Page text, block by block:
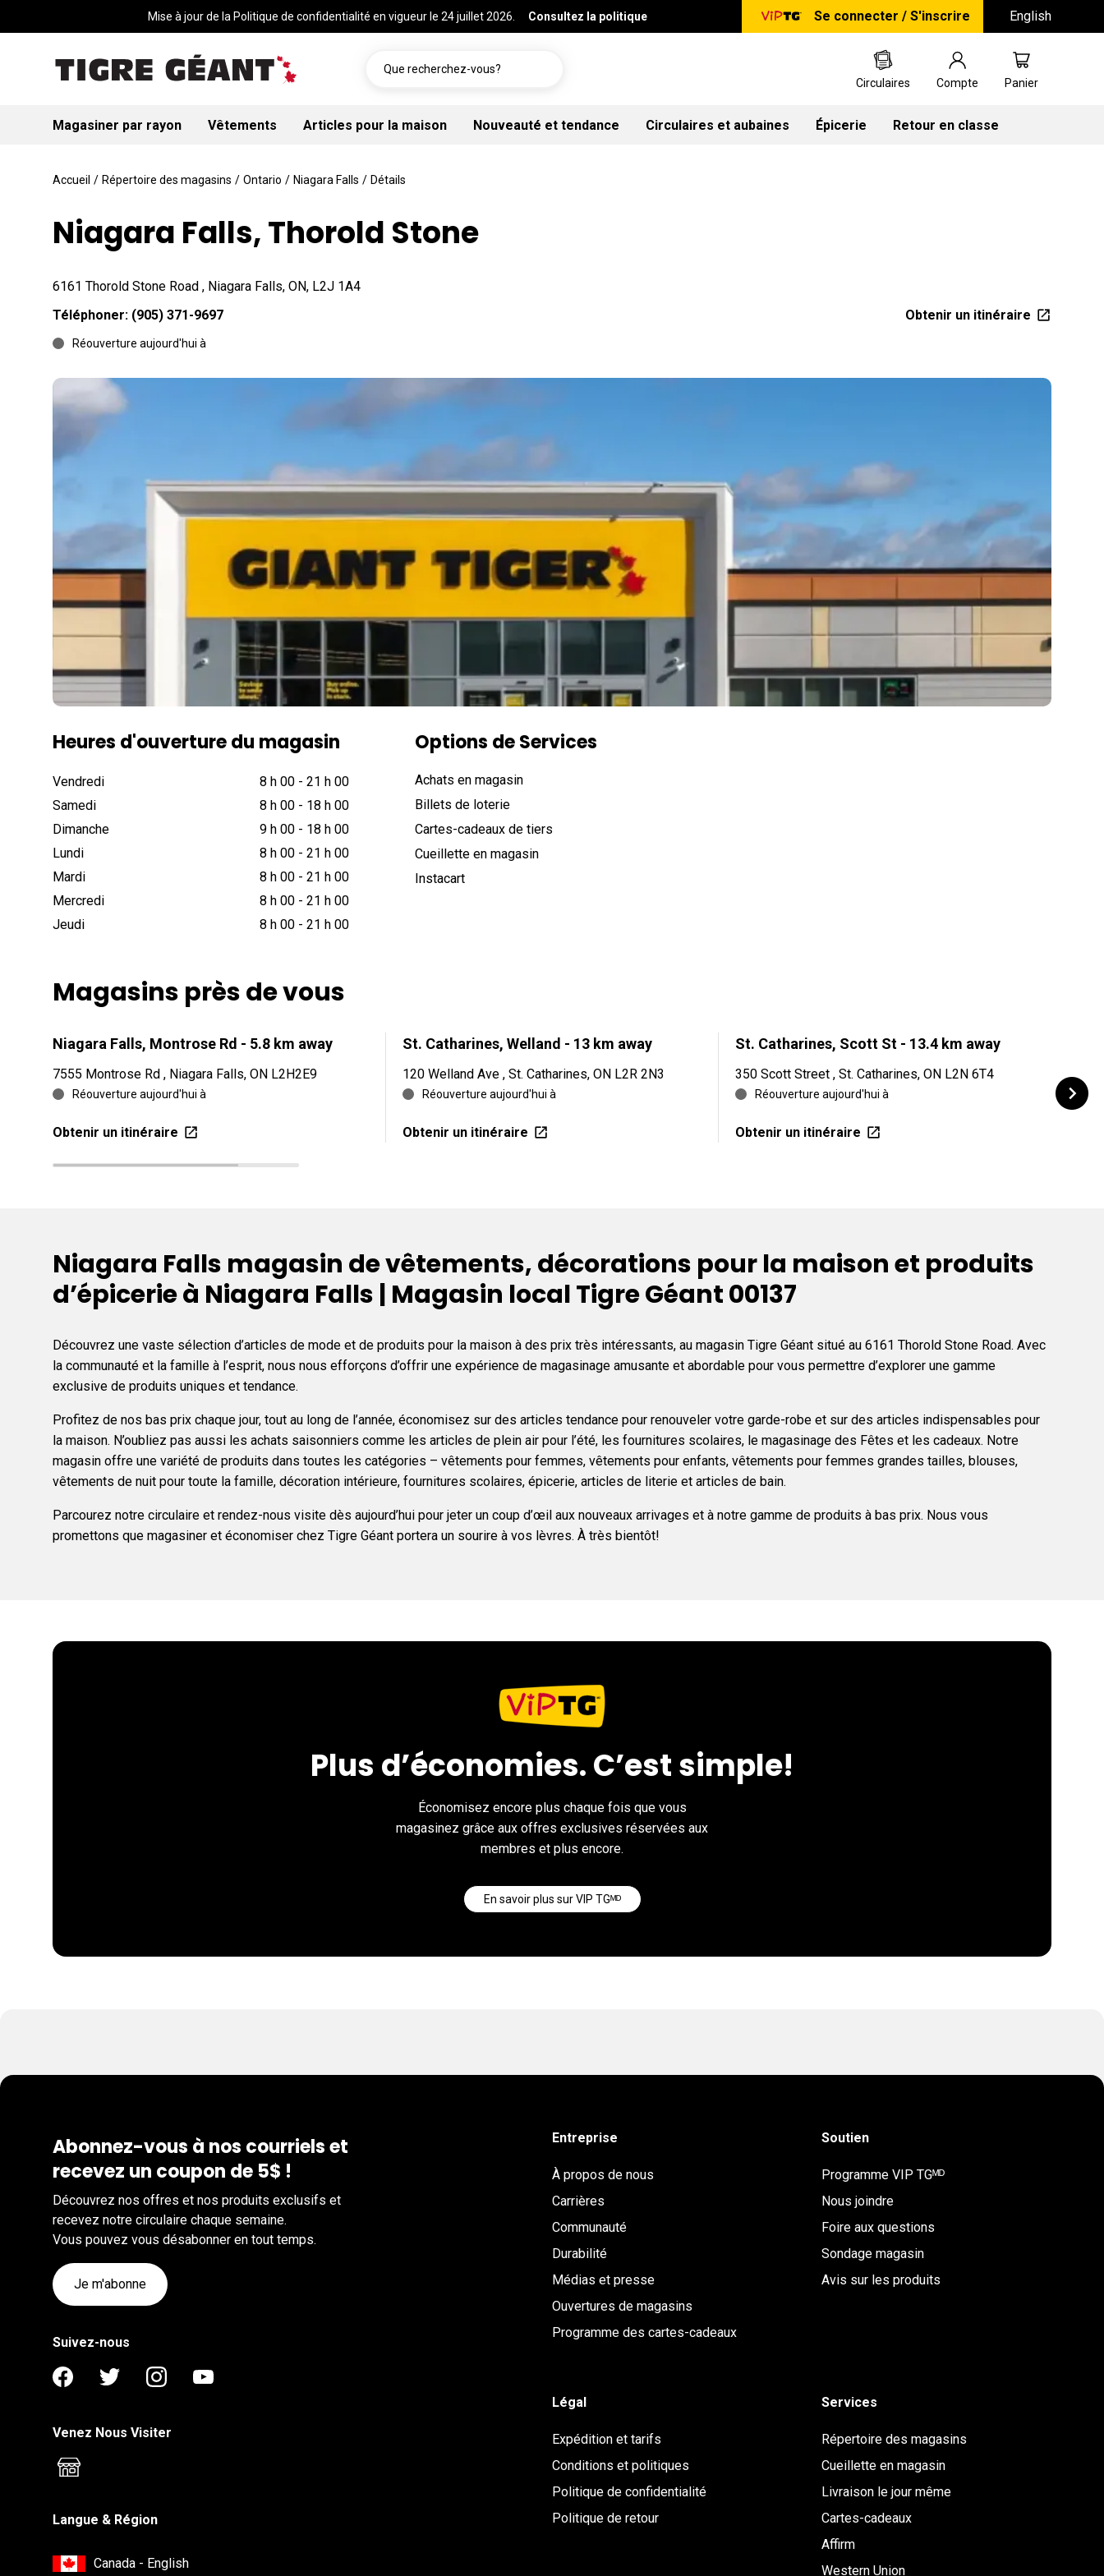
Mise à jour de la Politique de confidentialité en vigueur le 24 juillet 2026. Consultez la politique Se connecter / S'inscrire English
Que recherchez-vous? Circulaires Compte Panier
Magasiner par rayon Vêtements Articles pour la maison Nouveauté et tendance Circulaires et aubaines Épicerie Retour en classe
Accueil / Répertoire des magasins / Ontario / Niagara Falls / Détails
Niagara Falls, Thorold Stone
6161 Thorold Stone Road , Niagara Falls, ON, L2J 1A4
Téléphoner: (905) 371-9697
Réouverture aujourd'hui à
Obtenir un itinéraire
Heures d'ouverture du magasin
Vendredi 8 h 00 -21 h 00
Samedi
8 h 00 - 18 h 00
Dimanche
9 h 00 - 18 h 00
Lundi
8 h 00 -21 h 00
Mardi
8 h 00 -21 h 00
Mercredi
8 h 00 -21 h 00
Jeudi
8 h 00 -21 h 00
Options de Services
Achats en magasin
Billets de loterie
Cartes-cadeaux de tiers
Cueillette en magasin
Instacart
Magasins près de vous
Niagara Falls, Montrose Rd - 5.8 km away
7555 Montrose Rd , Niagara Falls, ON L2H2E9
Réouverture aujourd'hui à
Obtenir un itinéraire
St. Catharines, Welland - 13 km away
120 Welland Ave , St. Catharines, ON L2R 2N3
Réouverture aujourd'hui à
Obtenir un itinéraire
St. Catharines, Scott St - 13.4 km away
350 Scott Street , St. Catharines, ON L2N 6T4
Réouverture aujourd'hui à
Obtenir un itinéraire
20
Niagara Falls magasin de vêtements, décorations pour la maison et produits
d’épicerie à Niagara Falls | Magasin local Tigre Géant 00137
Découvrez une vaste sélection d’articles de mode et de produits pour la maison à des prix très intéressants, au magasin Tigre Géant situé au 6161 Thorold Stone Road. Avec
la communauté et la famille à l’esprit, nous nous efforçons d’offrir une expérience de magasinage amusante et abordable pour vous permettre d’explorer une gamme
exclusive de produits uniques et tendance.
Profitez de nos bas prix chaque jour, tout au long de l’année, économisez sur des articles tendance pour renouveler votre garde-robe et sur des articles indispensables pour
la maison. N’oubliez pas aussi les achats saisonniers comme les articles de plein air pour l’été, les fournitures scolaires, le magasinage des Fêtes et les cadeaux. Notre
magasin offre une variété de produits dans toutes les catégories – vêtements pour femmes, vêtements pour enfants, vêtements pour femmes grandes tailles, blouses,
vêtements de nuit pour toute la famille, décoration intérieure, fournitures scolaires, épicerie, articles de literie et articles de bain.
Parcourez notre circulaire et rendez-nous visite dès aujourd’hui pour jeter un coup d’œil aux nouveaux arrivages et à notre gamme de produits à bas prix. Nous vous
promettons que magasiner et économiser chez Tigre Géant portera un sourire à vos lèvres. À très bientôt!
Plus d’économies. C’est simple!
Économisez encore plus chaque fois que vous
magasinez grâce aux offres exclusives réservées aux
membres et plus encore.
En savoir plus sur VIP TGᴹᴰ
Abonnez-vous à nos courriels et
recevez un coupon de 5$ !
Découvrez nos offres et nos produits exclusifs et
recevez notre circulaire chaque semaine.
Vous pouvez vous désabonner en tout temps.
Je m'abonne
Suivez-nous
Venez Nous Visiter
Langue & Région
Canada - English
Entreprise
À propos de nous
Carrières
Communauté
Durabilité
Médias et presse
Ouvertures de magasins
Programme des cartes-cadeaux
Soutien
Programme VIP TGᴹᴰ
Nous joindre
Foire aux questions
Sondage magasin
Avis sur les produits
Légal
Expédition et tarifs
Conditions et politiques
Politique de confidentialité
Politique de retour
Services
Répertoire des magasins
Cueillette en magasin
Livraison le jour même
Cartes-cadeaux
Affirm
Western Union